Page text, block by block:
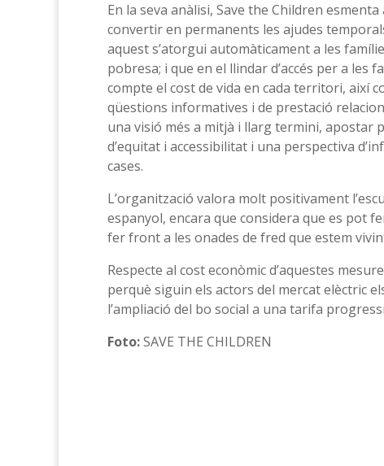
En la seva anàlisi, Save the Children
convertir en permanents les ajudes
aquest s’atorgui automàticament a les
pobresa; i que en el llindar d’accés per a les
compte el cost de vida en cada territori, així
qüestions informatives i de prestació
una visió més a mitjà i llarg termini, apostar
d’equitat i accessibilitat i una perspectiva
cases.
L’organització valora molt positivament
espanyol, encara que considera que es pot
fer front a les onades de fred que estem
Respecte al cost econòmic d’aquestes
perquè siguin els actors del mercat elèctric
l’ampliació del bo social a una tarifa
Foto:SAVE THE CHILDREN